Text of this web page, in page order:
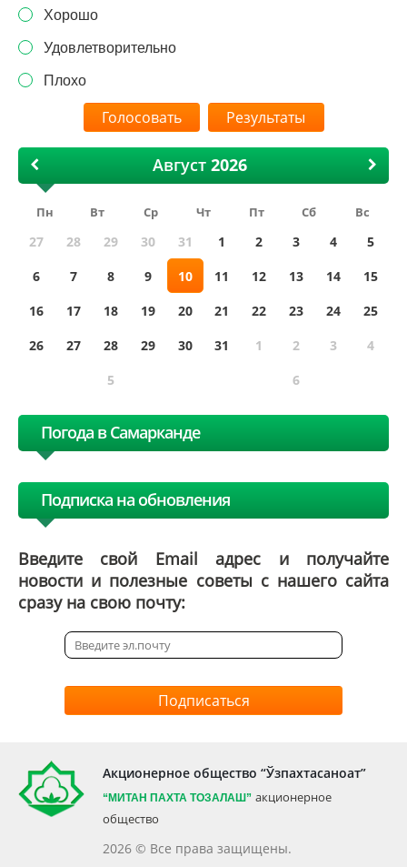
Хорошо
Удовлетворительно
Плохо
Результаты
Август
Пн Вт Ср Чт Пт Сб Вс
27 28 29 30 31 1 2 3 4
5
6
7 8 9 10 11 12 13 14
15
16
17 18 19 20 21 22 23 24
25
26
27 28 29 30 31 1 2 3
4
5
6
Погода в Самарканде
Подписка на обновления
Введите свой Email адрес и получайте
новости и полезные советы с нашего сайта
сразу на свою почту:
Подписаться
Акционерное общество “Ўзпахтасаноат”
“МИТАН ПАХТА ТОЗАЛАШ” акционерное
общество
2026 © Все права защищены.